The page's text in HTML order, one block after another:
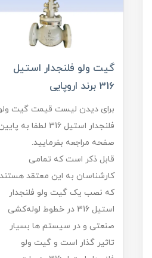
گیت ولو فلنجدار استیل
316 برند اروپایی
برای دیدن لیست قیمت گیت
فلنجدار استیل 316 لطفا به
صفحه مراجعه بفرمایید.
قابل ذکر است که تمامی
کارشناسان به این معتقد هستند
که نصب یک گیت ولو فلنجدار
استیل 316 در خطوط لوله‌کشی
صنعتی و در سیستم ها بسیار
تاثیر گذار است و گیت ولو